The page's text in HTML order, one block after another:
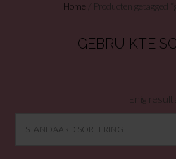
Home / Producten getagged
GEBRUIKTE
Enig